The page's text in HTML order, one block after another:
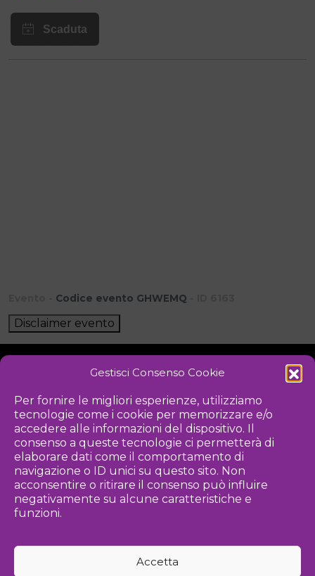
Gestisci Consenso Cookie
Per fornire le migliori esperienze, utilizziamo
tecnologie come i cookie per memorizzare e/o
accedere alle informazioni del dispositivo. Il
consenso a queste tecnologie ci permetterà di
elaborare dati come il comportamento di
navigazione o ID unici su questo sito. Non
acconsentire o ritirare il consenso può influire
negativamente su alcune caratteristiche e
funzioni.
Accetta
Codice evento GHWEMQ
Disclaimer evento
PRIVACY POLICY
Iniziativa
Associazione culturale per la promozione delle arti visive